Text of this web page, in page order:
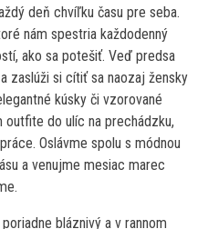
deň chvíľku času pre seba.
nám spestria každodenný
ako sa potešiť. Veď predsa
zaslúži si cítiť sa naozaj žensky
kúsky či vzorované
do ulíc na prechádzku,
Oslávme spolu s módnou
a venujme mesiac marec
bláznivý a v rannom